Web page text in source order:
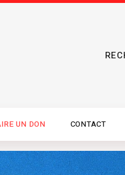
UN DON CONTACT